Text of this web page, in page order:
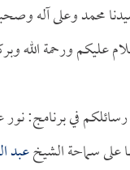
محمد وعلى آله
عليكم ورحمة الله
في برنامج:
على سماحة الشيخعبد